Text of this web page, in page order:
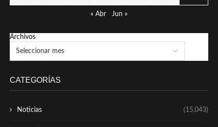
« Abr Jun »
Archivos
CATEGORÍAS
Noticias (15,043)